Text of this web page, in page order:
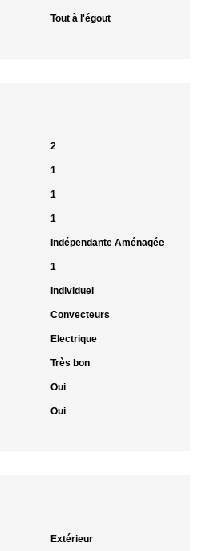
Tout à l'égout
2
1
1
1
Indépendante Aménagée
1
Individuel
Convecteurs
Electrique
Très bon
Oui
Oui
Extérieur